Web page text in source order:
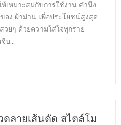
เหมาะสมกับการใช้งาน คำนึง
อง ผ้าม่าน เพื่อประโยชน์สูงสุด
ยๆ ด้วยความใส่ใจทุกราย
...
ดลายเส้นดัด สไตล์โม